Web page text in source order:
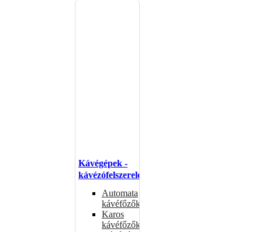
Kávégépek -
kávézófelszerelés
Automata
kávéfőzők
Karos
kávéfőzők